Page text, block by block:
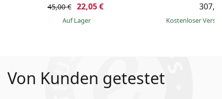
45,00 € 22,05 €
auf Lager Kostenloser
Von Kunden getestet